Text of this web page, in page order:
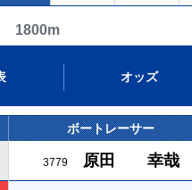
1800m
オッズ
ボートレーサー
3779 原田 幸哉